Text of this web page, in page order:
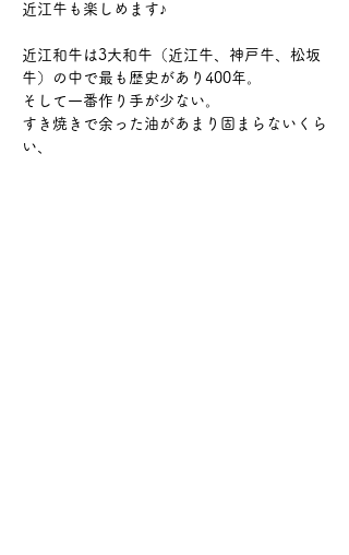
近江牛も楽しめます♪
近江和牛は3大和牛（近江牛、神戸牛、松坂
牛）の中で最も歴史があり400年。
そして一番作り手が少ない。
すき焼きで余った油があまり固まらないくら
い、